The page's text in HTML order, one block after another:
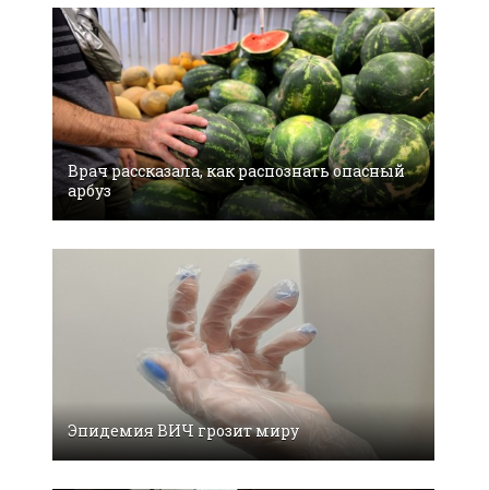
Врач рассказала, как распознать опасный
арбуз
Эпидемия ВИЧ грозит миру